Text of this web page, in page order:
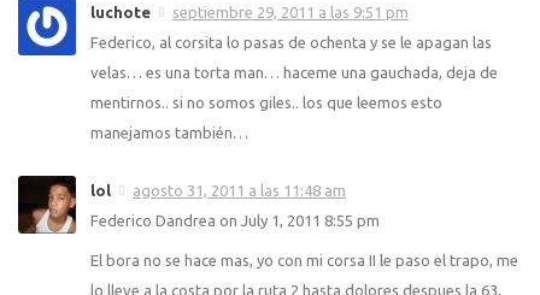
luchote
septiembre 29, 2011 a las 9:51 pm
Federico, al corsita lo pasas de ochenta y se le apagan las
velas… es una torta man… haceme una gauchada, deja de
mentirnos.. si no somos giles.. los que leemos esto
manejamos también…
lol
agosto 31, 2011 a las 11:48 am
Federico Dandrea on July 1, 2011 8:55 pm
El bora no se hace mas, yo con mi corsa II le paso el trapo, me
lo lleve a la costa por la ruta 2 hasta dolores despues la 63,